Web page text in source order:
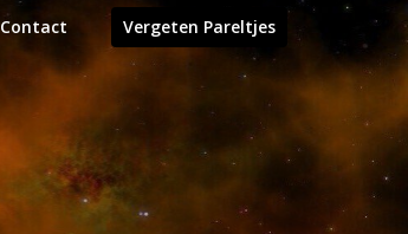
Contact Vergeten Pareltjes